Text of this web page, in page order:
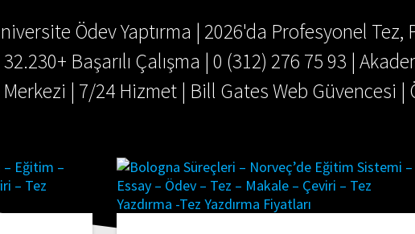
Ödev Yaptırma | 2026'da Profesyonel Tez,
Başarılı Çalışma | 0 (312) 276 75 93 |
| 7/24 Hizmet | Bill Gates Web Güvencesi |